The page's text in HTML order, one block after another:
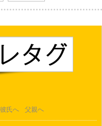
彼氏へ 父親へ